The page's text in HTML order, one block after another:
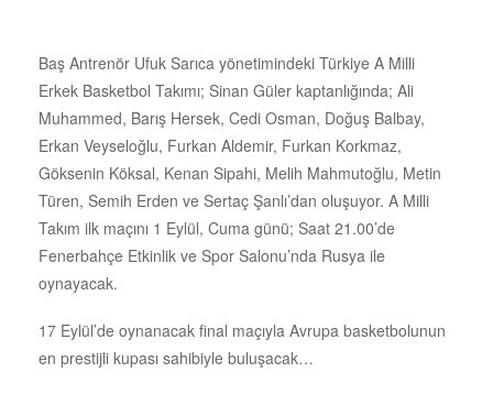
Baş Antrenör Ufuk Sarıca yönetimindeki Türkiye A Milli
Erkek Basketbol Takımı; Sinan Güler kaptanlığında; Ali
Muhammed, Barış Hersek, Cedi Osman, Doğuş Balbay,
Erkan Veyseloğlu, Furkan Aldemir, Furkan Korkmaz,
Göksenin Köksal, Kenan Sipahi, Melih Mahmutoğlu, Metin
Türen, Semih Erden ve Sertaç Şanlı’dan oluşuyor. A Milli
Takım ilk maçını 1 Eylül, Cuma günü; Saat 21.00’de
Fenerbahçe Etkinlik ve Spor Salonu’nda Rusya ile
oynayacak.
17 Eylül’de oynanacak final maçıyla Avrupa basketbolunun
en prestijli kupası sahibiyle buluşacak…